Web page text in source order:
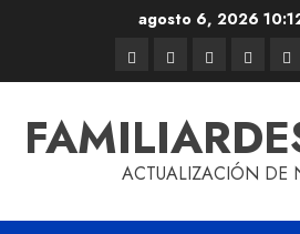
agosto 6, 2026
ACTUALIZACIÓN DE